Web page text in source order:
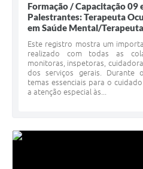
Formação / Capacitação 09
Palestrantes: Terapeuta
em Saúde Mental/
Este registro mostra um
realizado com todas as
monitoras, inspetoras,
dos serviços gerais. Durante
temas essenciais para o
a atenção especial às...